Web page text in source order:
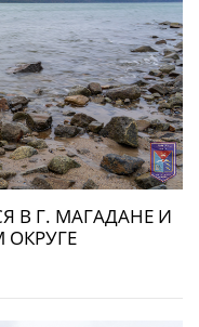
В Г. МАГАДАНЕ И